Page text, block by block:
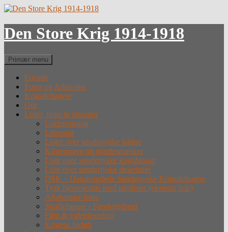
Hop
indhold
Den Store Krig 1914-1918
Søg
Primær menu
Forside
Fotos og Arkivalier
Krigsdeltagere
Om
Lister, links & litteratur
Undervisning
Litteratur
Lister over sønderjyske faldne
Krigergrave og mindesmærker
Liste over sønderjyske krigsfanger
Liste over sønderjyske desertører
DSK – Dansksindede Sønderjyske Krigsdeltagere
Tysk hjemmeside med tabslister (eksternt link)
Alfabetiske lister
Straffefanger i Sønderjylland
Film & videoforedrag
Krigens forløb